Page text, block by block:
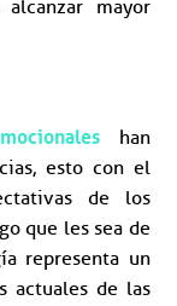
mayor
han
esto con el
de los
que les sea de
representa un
actuales de las